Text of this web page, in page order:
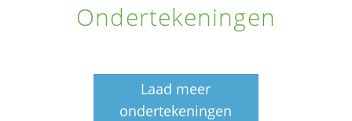
Ondertekeningen
Laad meer
ondertekeningen